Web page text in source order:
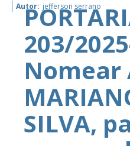
Autor: jefferson serrano
203/
Nomear
SILVA,